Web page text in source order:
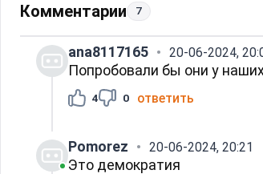
Комментарии 7
ana8117165 20-06-2024,
Попробовали бы они у
4 0 ответить
Pomorez 20-06-2024, 20:21
Это демократия